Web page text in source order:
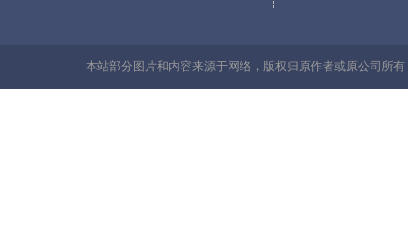
本站部分图片和内容来源于网络，版权归原作者或原公司所